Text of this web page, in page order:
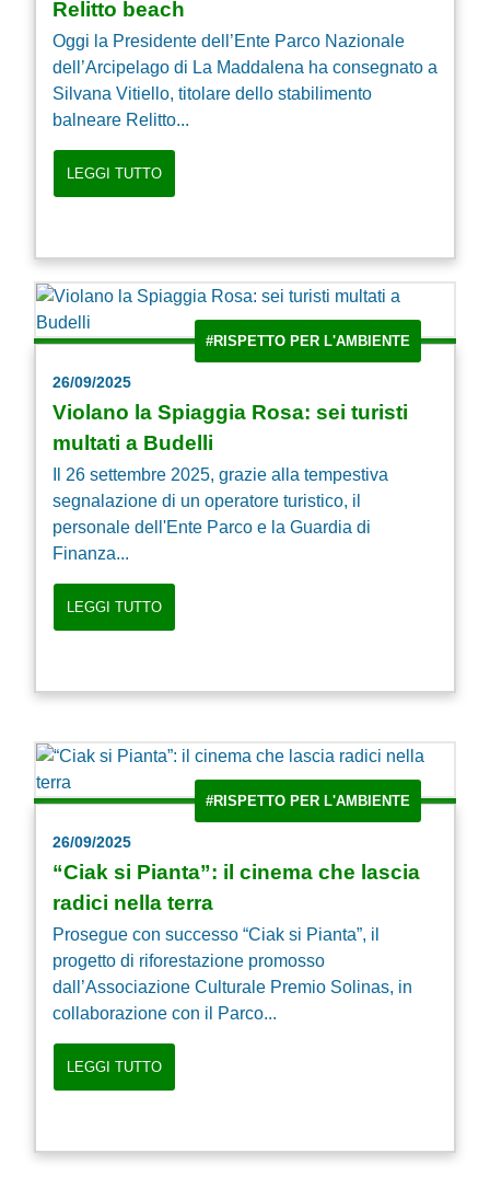
Relitto beach
Oggi la Presidente dell’Ente Parco Nazionale
dell’Arcipelago di La Maddalena ha consegnato a
Silvana Vitiello, titolare dello stabilimento
balneare Relitto...
LEGGI TUTTO
#RISPETTO PER L'AMBIENTE
26/09/2025
Violano la Spiaggia Rosa: sei turisti
multati a Budelli
Il 26 settembre 2025, grazie alla tempestiva
segnalazione di un operatore turistico, il
personale dell'Ente Parco e la Guardia di
Finanza...
LEGGI TUTTO
#RISPETTO PER L'AMBIENTE
26/09/2025
“Ciak si Pianta”: il cinema che lascia
radici nella terra
Prosegue con successo “Ciak si Pianta”, il
progetto di riforestazione promosso
dall’Associazione Culturale Premio Solinas, in
collaborazione con il Parco...
LEGGI TUTTO